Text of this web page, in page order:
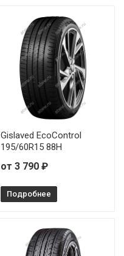
Gislaved EcoControl
195/60R15 88H
от 3 790 ₽
Подробнее